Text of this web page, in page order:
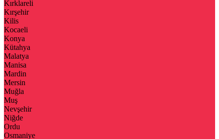
Kırklareli
Kırşehir
Kilis
Kocaeli
Konya
Kütahya
Malatya
Manisa
Mardin
Mersin
Muğla
Muş
Nevşehir
Niğde
Ordu
Osmaniye